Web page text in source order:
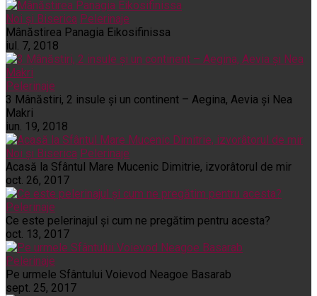
Noi și Biserica Pelerinaje
Mânăstirea Panagia Eikosifinissa
iul. 7, 2018
Pelerinaje
3 Mânăstiri, 2 insule și un continent – Aegina, Aevia și Nea
Makri
iun. 19, 2018
Noi și Biserica Pelerinaje
Acasă la Sfântul Mare Mucenic Dimitrie, izvorâtorul de mir
oct. 26, 2017
Pelerinaje
Ce este pelerinajul şi cum ne pregătim pentru acesta?
oct. 13, 2017
Pelerinaje
Pe urmele Sfântului Voievod Neagoe Basarab
sept. 25, 2017